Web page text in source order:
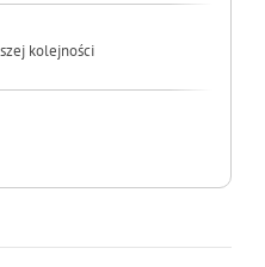
kolejności